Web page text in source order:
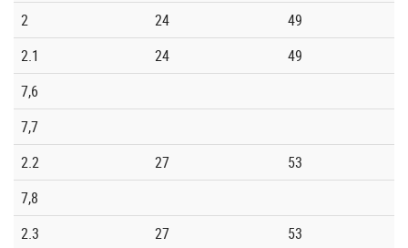
2
24
49
2.1
24
49
7,6
7,7
2.2
27
53
7,8
2.3
27
53